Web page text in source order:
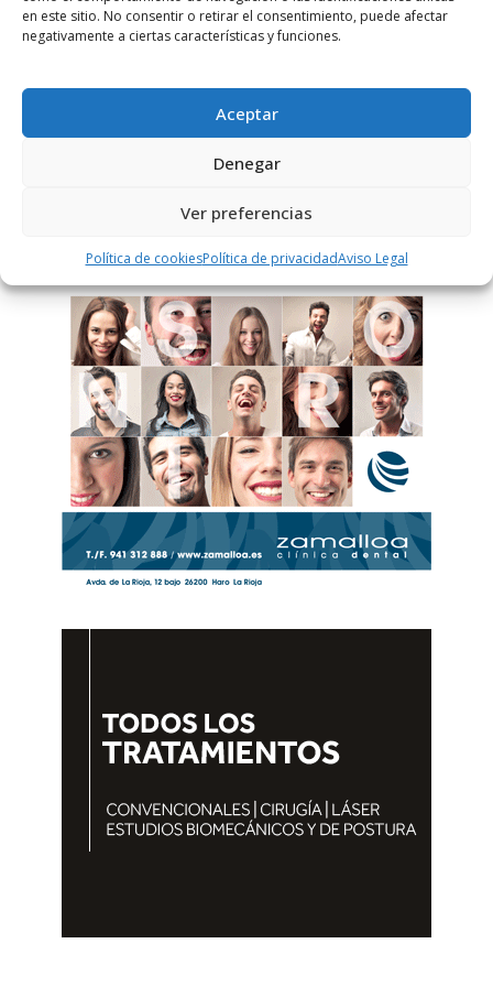
en este sitio. No consentir o retirar el consentimiento, puede afectar
negativamente a ciertas características y funciones.
Aceptar
Denegar
Ver preferencias
Política de cookiesPolítica de privacidadAviso Legal
Notificarme vía correo electrónico cuando el comentario sea
aprobado.